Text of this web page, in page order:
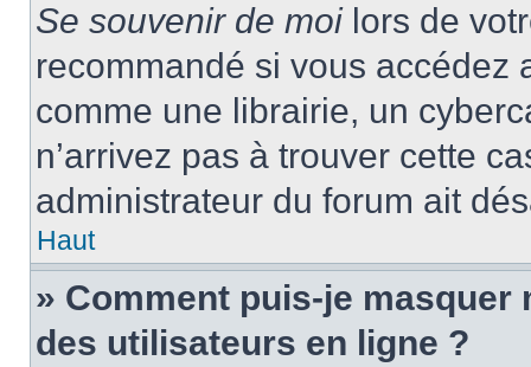
Se souvenir de moilors de
recommandé si vous accédez
comme une librairie, un
n’arrivez pas à trouver cette
administrateur du forum ait
Haut
» Comment puis-je masquer
des utilisateurs en ligne ?